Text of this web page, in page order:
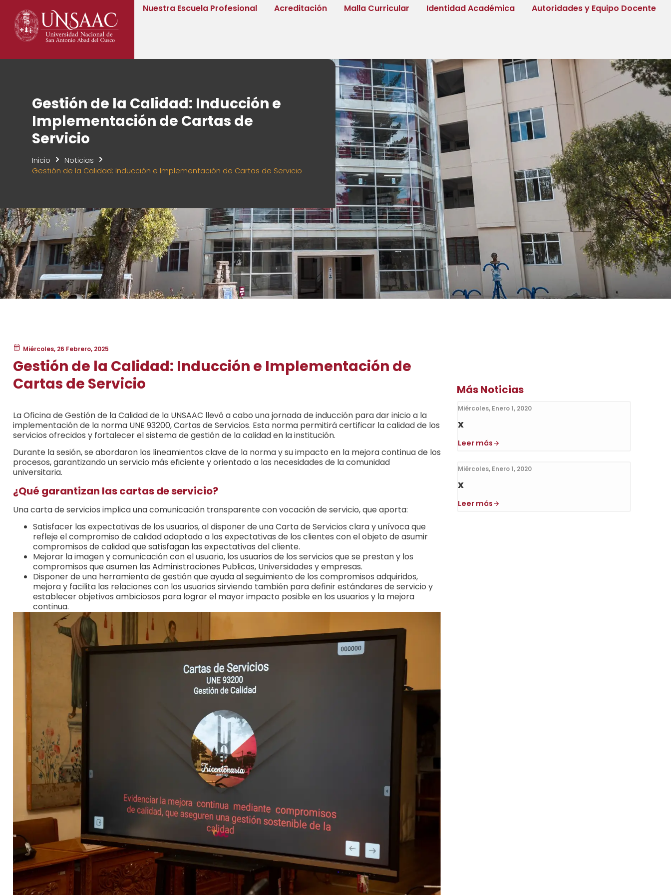
Nuestra Escuela Profesional Acreditación Malla Curricular Identidad Académica Autoridades y Equipo Docente
Gestión de la Calidad: Inducción e
Implementación de Cartas de
Servicio
Inicio
Noticias
Gestión de la Calidad: Inducción e Implementación de Cartas de Servicio
Miércoles, 26 Febrero, 2025
Gestión de la Calidad: Inducción e Implementación de
Cartas de Servicio
La Oficina de Gestión de la Calidad de la UNSAAC llevó a cabo una jornada de inducción para dar inicio a la
implementación de la norma UNE 93200, Cartas de Servicios. Esta norma permitirá certificar la calidad de los
servicios ofrecidos y fortalecer el sistema de gestión de la calidad en la institución.
Durante la sesión, se abordaron los lineamientos clave de la norma y su impacto en la mejora continua de los
procesos, garantizando un servicio más eficiente y orientado a las necesidades de la comunidad
universitaria.
¿Qué garantizan las cartas de servicio?
Una carta de servicios implica una comunicación transparente con vocación de servicio, que aporta:
Satisfacer las expectativas de los usuarios, al disponer de una Carta de Servicios clara y unívoca que
refleje el compromiso de calidad adaptado a las expectativas de los clientes con el objeto de asumir
compromisos de calidad que satisfagan las expectativas del cliente.
Mejorar la imagen y comunicación con el usuario, los usuarios de los servicios que se prestan y los
compromisos que asumen las Administraciones Publicas, Universidades y empresas.
Disponer de una herramienta de gestión que ayuda al seguimiento de los compromisos adquiridos,
mejora y facilita las relaciones con los usuarios sirviendo también para definir estándares de servicio y
establecer objetivos ambiciosos para lograr el mayor impacto posible en los usuarios y la mejora
continua.
Más Noticias
Miércoles, Enero 1, 2020
x
Leer más
Miércoles, Enero 1, 2020
x
Leer más